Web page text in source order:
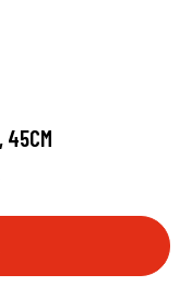
45CM